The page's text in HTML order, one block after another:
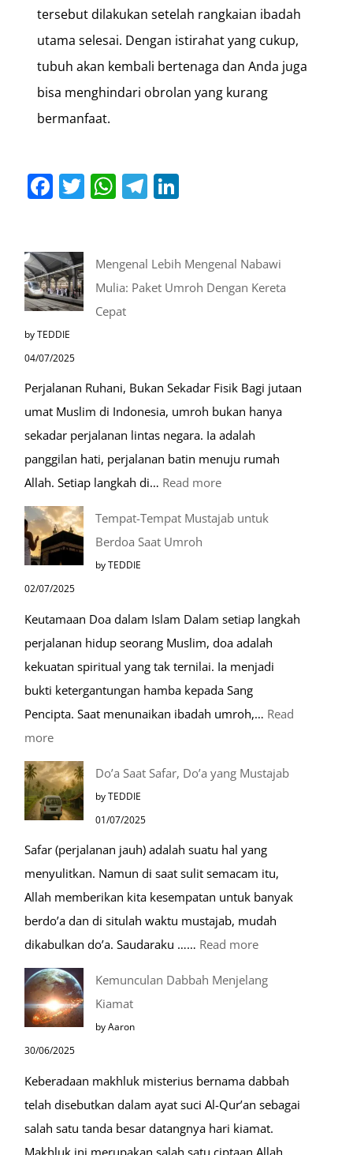
tersebut dilakukan setelah rangkaian ibadah
utama selesai. Dengan istirahat yang cukup,
tubuh akan kembali bertenaga dan Anda juga
bisa menghindari obrolan yang kurang
bermanfaat.
Facebook
Twitter
WhatsApp
Telegram
Mengenal Lebih Mengenal Nabawi
Mulia: Paket Umroh Dengan Kereta
Cepat
by TEDDIE
04/07/2025
Perjalanan Ruhani, Bukan Sekadar Fisik Bagi jutaan
umat Muslim di Indonesia, umroh bukan hanya
sekadar perjalanan lintas negara. Ia adalah
panggilan hati, perjalanan batin menuju rumah
Allah. Setiap langkah di… Read more:
Paket
Umroh
Dengan
Kereta
Cepat
Tempat-Tempat Mustajab untuk
Berdoa Saat Umroh
by TEDDIE
02/07/2025
Keutamaan Doa dalam Islam Dalam setiap langkah
perjalanan hidup seorang Muslim, doa adalah
kekuatan spiritual yang tak ternilai. Ia menjadi
bukti ketergantungan hamba kepada Sang
Pencipta. Saat menunaikan ibadah umroh,… Read
more:
Tempat-
Tempat
Mustajab
Berdoa
Saat
Umroh
Do’a Saat Safar, Do’a yang Mustajab
by TEDDIE
01/07/2025
Safar (perjalanan jauh) adalah suatu hal yang
menyulitkan. Namun di saat sulit semacam itu,
Allah memberikan kita kesempatan untuk banyak
berdo’a dan di situlah waktu mustajab, mudah
dikabulkan do’a. Saudaraku …… Read more:
Saat
Mustajab
Kemunculan Dabbah Menjelang
Kiamat
by Aaron
30/06/2025
Keberadaan makhluk misterius bernama dabbah
telah disebutkan dalam ayat suci Al-Qur’an sebagai
salah satu tanda besar datangnya hari kiamat.
Makhluk ini merupakan salah satu ciptaan Allah